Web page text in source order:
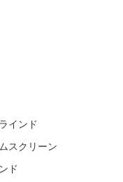
インド
スクリーン
ド